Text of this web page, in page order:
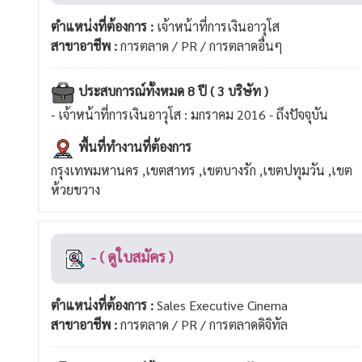
ตำแหน่งที่ต้องการ : เจ้าหน้าที่การเงินอาวุโส
สาขาอาชีพ :การตลาด / PR / การตลาดอื่นๆ
ประสบการณ์ทั้งหมด 8 ปี ( 3 บริษัท )
- เจ้าหน้าที่การเงินอาวุโส : มกราคม 2016 - ถึงปัจจุบัน
พื้นที่ทำงานที่ต้องการ
กรุงเทพมหานคร ,เขตสาทร ,เขตบางรัก ,เขตปทุมวัน ,เขต
ห้วยขวาง
- ( ดูใบสมัคร )
ตำแหน่งที่ต้องการ :Sales Executive Cinema
สาขาอาชีพ :การตลาด / PR / การตลาดดิจิทัล